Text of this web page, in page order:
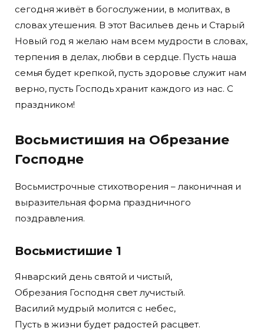
сегодня живёт в богослужении, в молитвах, в
словах утешения. В этот Васильев день и Старый
Новый год я желаю нам всем мудрости в словах,
терпения в делах, любви в сердце. Пусть наша
семья будет крепкой, пусть здоровье служит нам
верно, пусть Господь хранит каждого из нас. С
праздником!
Восьмистишия на Обрезание
Господне
Восьмистрочные стихотворения – лаконичная и
выразительная форма праздничного
поздравления.
Восьмистишие 1
Январский день святой и чистый,
Обрезания Господня свет лучистый.
Василий мудрый молится с небес,
Пусть в жизни будет радостей расцвет.